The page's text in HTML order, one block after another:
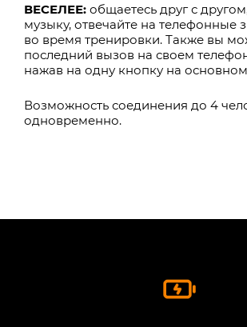
ВЕСЕЛЕЕ: общаетесь друг с
музыку, отвечайте на телефонные
во время тренировки. Также вы
последний вызов на своем
нажав на одну кнопку на
Возможность соединения до 4
одновременно.